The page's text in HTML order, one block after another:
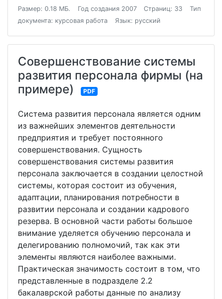
Размер: 0.18 МБ. Год создания 2007 Страниц: 33
Тип
документа: курсовая работа
Язык: русский
Совершенствование системы
развития персонала фирмы (на
примере)
PDF
Система развития персонала является одним
из важнейших элементов деятельности
предприятия и требует постоянного
совершенствования. Сущность
совершенствования системы развития
персонала заключается в создании целостной
системы, которая состоит из обучения,
адаптации, планирования потребности в
развитии персонала и создании кадрового
резерва. В основной части работы большое
внимание уделяется обучению персонала и
делегированию полномочий, так как эти
элементы являются наиболее важными.
Практическая значимость состоит в том, что
представленные в подразделе 2.2
бакалаврской работы данные по анализу